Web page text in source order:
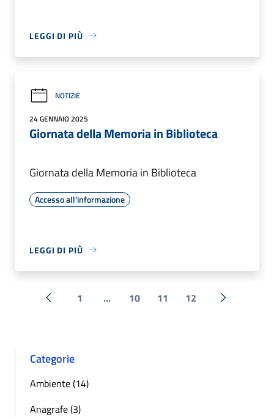
LEGGI DI PIÙ
NOTIZIE
24 GENNAIO 2025
Giornata della Memoria in Biblioteca
Giornata della Memoria in Biblioteca
Accesso all'informazione
LEGGI DI PIÙ
« Precedente
1 ... 10 11 12 Successiva
Categorie
Ambiente (14)
Anagrafe (3)